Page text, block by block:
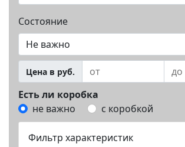
Состояние
Цена в руб.
Есть ли коробка
не важно
с коробкой
Фильтр характеристик